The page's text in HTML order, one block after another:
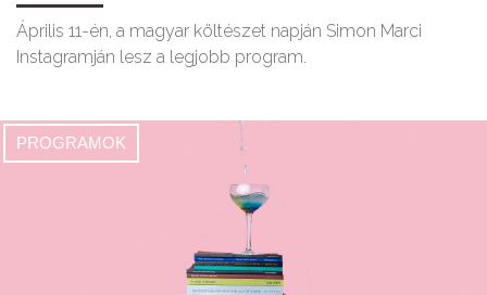
Április 11-én, a magyar költészet napján Simon Marci
Instagramján lesz a legjobb program.
PROGRAMOK